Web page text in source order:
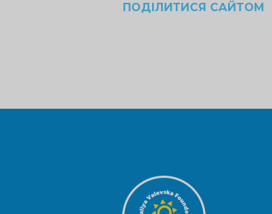
ПОДІЛИТИСЯ САЙТОМ